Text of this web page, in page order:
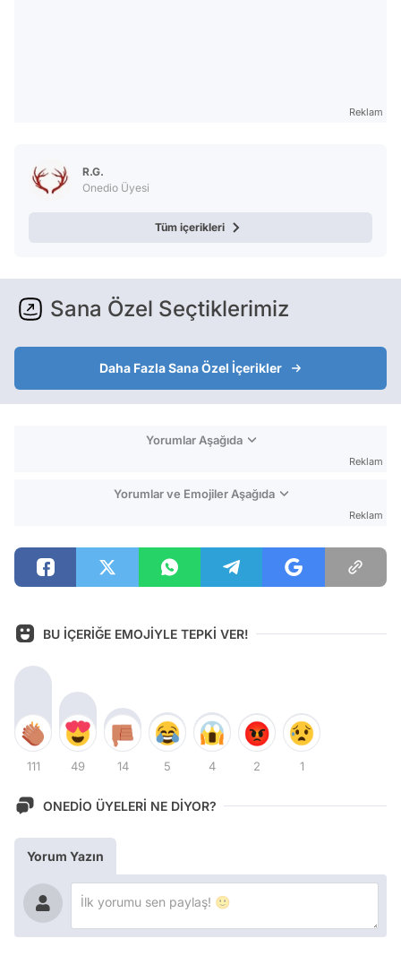
Reklam
R.G.
Onedio Üyesi
Tüm içerikleri
Sana Özel Seçtiklerimiz
Daha Fazla Sana Özel İçerikler
Yorumlar Aşağıda
Reklam
Yorumlar ve Emojiler Aşağıda
Reklam
BU İÇERİĞE EMOJİYLE TEPKİ VER!
111 49 14 5 4 2 1
ONEDİO ÜYELERİ NE DİYOR?
Yorum Yazın